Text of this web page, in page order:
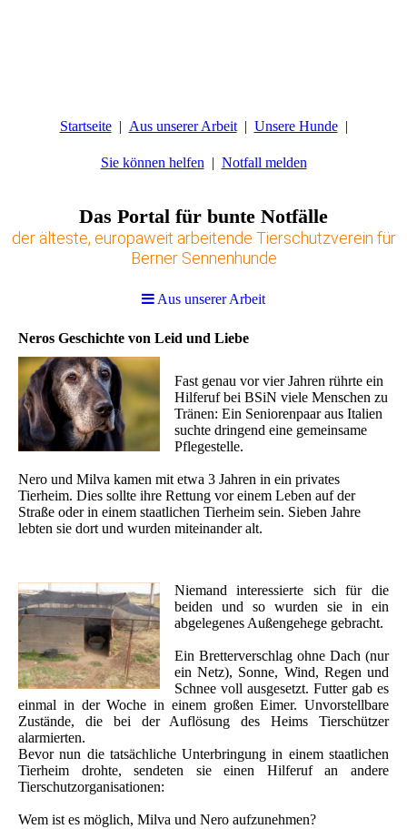
Startseite Aus unserer Arbeit Unsere Hunde
Sie können helfen Notfall melden
Das Portal für bunte Notfälle
der älteste, europaweit arbeitende Tierschutzverein für
Berner Sennenhunde
Aus unserer Arbeit
Neros Geschichte von Leid und Liebe
Fast genau vor vier Jahren rührte ein
Hilferuf bei BSiN viele Menschen zu
Tränen: Ein Seniorenpaar aus Italien
suchte dringend eine gemeinsame
Pflegestelle.
Nero und Milva kamen mit etwa 3 Jahren in ein privates
Tierheim. Dies sollte ihre Rettung vor einem Leben auf der
Straße oder in einem staatlichen Tierheim sein. Sieben Jahre
lebten sie dort und wurden miteinander alt.
Niemand interessierte sich für die
beiden und so wurden sie in ein
abgelegenes Außengehege gebracht.
Ein Bretterverschlag ohne Dach (nur
ein Netz), Sonne, Wind, Regen und
Schnee voll ausgesetzt. Futter gab es
einmal in der Woche in einem großen Eimer. Unvorstellbare
Zustände, die bei der Auflösung des Heims Tierschützer
alarmierten.
Bevor nun die tatsächliche Unterbringung in einem staatlichen
Tierheim drohte, sendeten sie einen Hilferuf an andere
Tierschutzorganisationen:
Wem ist es möglich, Milva und Nero aufzunehmen?